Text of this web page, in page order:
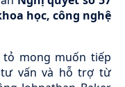
học, công nghệ
tỏ mong muốn tiếp
vấn và hỗ trợ từ